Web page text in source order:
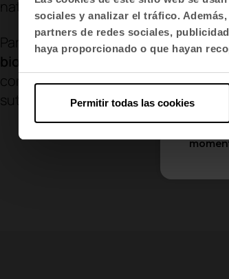
sociales y analizar el tráfico.
partners de redes sociales,
haya proporcionado o que hayan
Permitir todas las cookies
naturaleza y teñidas de un
Para potenciar el bienestar de los
biofílico
convive con otra artificial donde
sutiles juegos de color.